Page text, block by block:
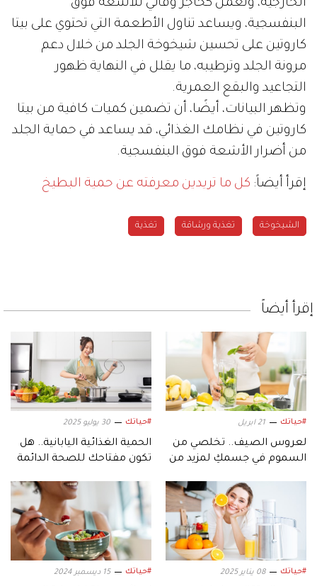
الخارجية، وتعمل كحاجز وقائي للأشعة فوق
البنفسجية، ويساعد تناول الأطعمة التي تحتوي على بيتا
كاروتين على تحسين شيخوخة الجلد من خلال دعم
مرونة الجلد وترطيبه، ما يقلل في النهاية ظهور
التجاعيد والبقع العمرية.
وتظهر البيانات، أيضًا، أن تضمين كميات كافية من بيتا
كاروتين في نظامك الغذائي، قد يساعد في حماية الجلد
من أضرار الأشعة فوق البنفسجية.
إقرأ أيضاً: كل ما تريدين معرفته عن حمية البطيخ
الشيخوخة تغذية ورشاقة تغذية
إقرأ أيضاً
#حياتك 21 ابريل
لعروس الصيف.. تخلصي من
السموم في جسمكِ لمزيد من
#حياتك 30 يوليو 2025
الحمية الغذائية اليابانية.. هل
تكون مفتاحك للصحة الدائمة
#حياتك 08 يناير 2025 #حياتك 15 ديسمبر 2024